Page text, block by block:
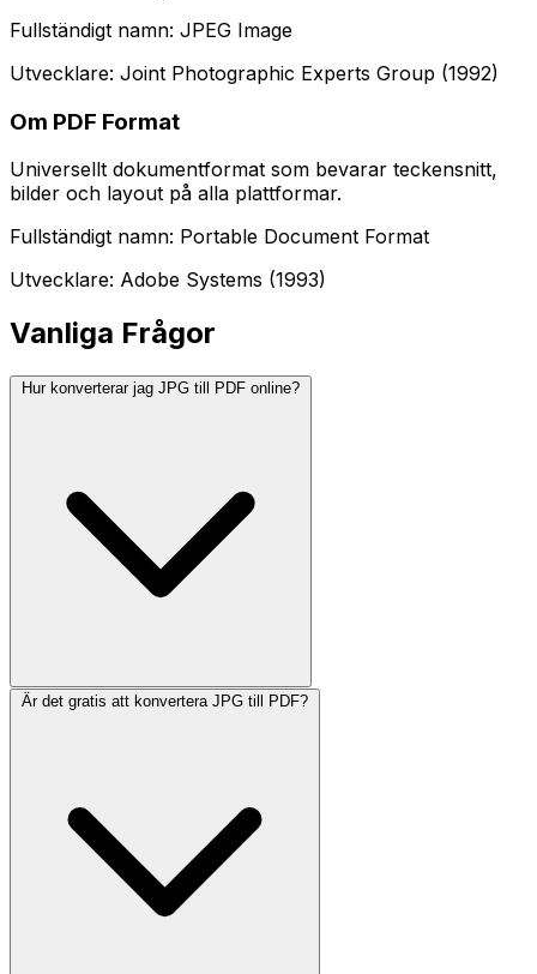
Fullständigt namn: JPEG Image
Utvecklare: Joint Photographic Experts Group (1992)
Om PDF Format
Universellt dokumentformat som bevarar teckensnitt,
bilder och layout på alla plattformar.
Fullständigt namn: Portable Document Format
Utvecklare: Adobe Systems (1993)
Vanliga Frågor
Hur konverterar jag JPG till PDF online?
Är det gratis att konvertera JPG till PDF?